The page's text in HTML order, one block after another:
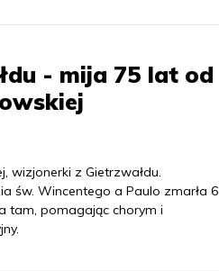
- mija 75 lat od
wizjonerki z Gietrzwałdu.
św. Wincentego a Paulo zmarła 6
tam, pomagając chorym i